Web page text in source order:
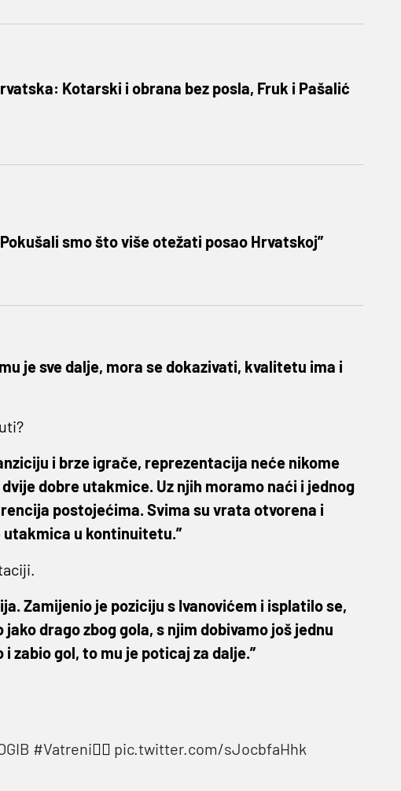
Kotarski i obrana bez posla, Fruk i Pašalić
smo što više otežati posao Hrvatskoj”
je sve dalje, mora se dokazivati, kvalitetu ima i
i brze igrače, reprezentacija neće nikome
dobre utakmice. Uz njih moramo naći i jednog
postojećima. Svima su vrata otvorena i
utakmica u kontinuitetu.”
Zamijenio je poziciju s Ivanovićem i isplatilo se,
drago zbog gola, s njim dobivamo još jednu
zabio gol, to mu je poticaj za dalje.”
#Vatreni❤️‍🔥 pic.twitter.com/sJocbfaHhk